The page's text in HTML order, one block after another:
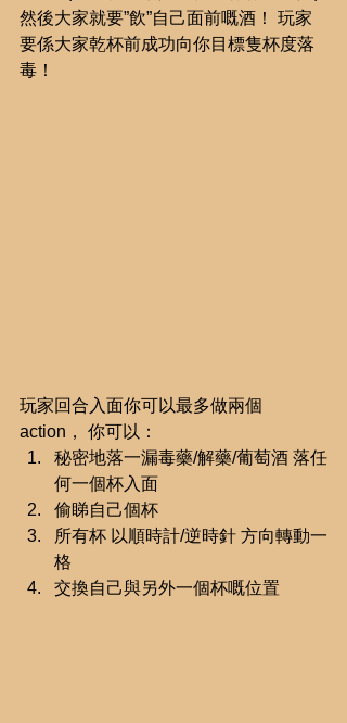
然後大家就要”飲”自己面前嘅酒！ 玩家
要係大家乾杯前成功向你目標隻杯度落
毒！
玩家回合入面你可以最多做兩個
action， 你可以：
秘密地落一漏毒藥/解藥/葡萄酒 落任
何一個杯入面
偷睇自己個杯
所有杯 以順時計/逆時針 方向轉動一
格
交換自己與另外一個杯嘅位置